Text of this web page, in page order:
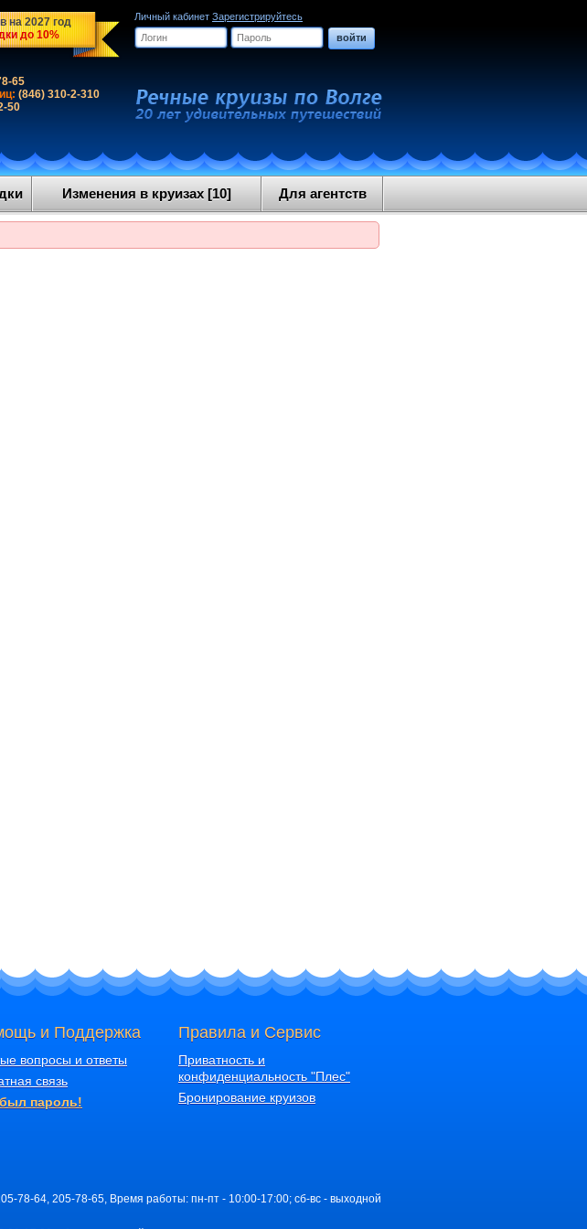
на 2027 год
до 10%
Личный кабинет Зарегистрируйтесь
войти
65
(846) 310-2-310
50
Изменения в круизах [10] Для агентств
и Поддержка
вопросы и ответы
связь
пароль!
Правила и Сервис
Приватность и
конфиденциальность "Плес"
Бронирование круизов
78-64, 205-78-65, Время работы: пн-пт - 10:00-17:00; сб-вс - выходной